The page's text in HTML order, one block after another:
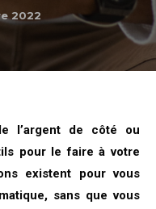
2022
l’argent de côté ou
pour le faire à votre
existent pour vous
sans que vous